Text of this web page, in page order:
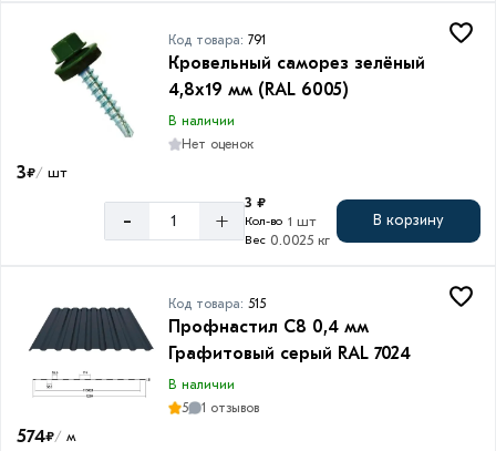
Код товара: 791
Кровельный саморез зелёный
4,8х19 мм (RAL 6005)
В наличии
Нет оценок
3₽/ шт
- +
3 ₽
Кол-во 1 шт
Вес 0.0025 кг
В корзину
Код товара: 515
Профнастил С8 0,4 мм
Графитовый серый RAL 7024
В наличии
5
1 отзывов
574₽/ м